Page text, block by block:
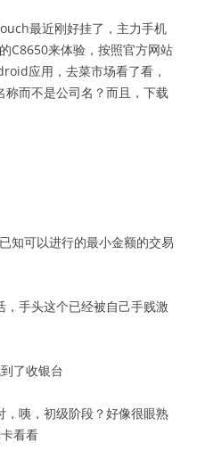
最近刚好挂了，主力手机
C8650来体验，按照官方网站
应用，去菜市场看了看，
而不是公司名？而且，下载
知可以进行的最小金额的交易
手头这个已经被自己手贱激
了收银台
咦，初级阶段？好像很眼熟
看看